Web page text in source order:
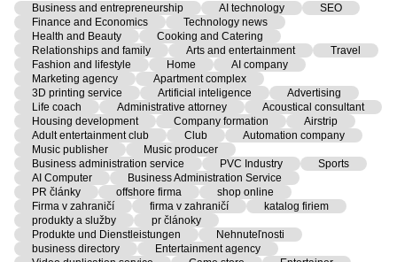
Business and entrepreneurship AI technology
SEO
Finance and Economics
Technology news
Health and Beauty
Cooking and Catering
Relationships and family
Arts and entertainment
Travel
Fashion and lifestyle
Home
AI company
Marketing agency
Apartment complex
3D printing service
Artificial inteligence
Advertising
Life coach
Administrative attorney
Acoustical consultant
Housing development
Company formation
Airstrip
Adult entertainment club
Club
Automation company
Music publisher
Music producer
Business administration service
PVC Industry
Sports
AI Computer
Business Administration Service
PR články
offshore firma
shop online
Firma v zahraničí
firma v zahraničí
katalog firiem
produkty a služby
pr článoky
Produkte und Dienstleistungen
Nehnuteľnosti
business directory
Entertainment agency